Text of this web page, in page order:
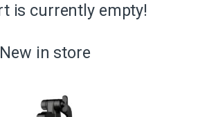
is currently empty!
New in store